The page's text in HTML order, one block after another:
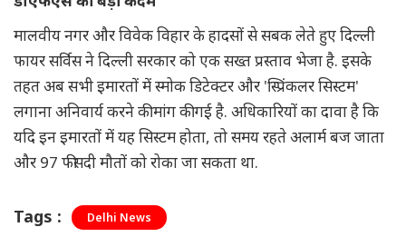
मालवीय नगर और विवेक विहार के हादसों से सबक लेते हुए दिल्ली
फायर सर्विस ने दिल्ली सरकार को एक सख्त प्रस्ताव भेजा है. इसके
तहत अब सभी इमारतों में स्मोक डिटेक्टर और 'स्प्रिंकलर सिस्टम'
लगाना अनिवार्य करने की मांग की गई है. अधिकारियों का दावा है कि
यदि इन इमारतों में यह सिस्टम होता, तो समय रहते अलार्म बज जाता
और 97 फीसदी मौतों को रोका जा सकता था.
Tags : Delhi News